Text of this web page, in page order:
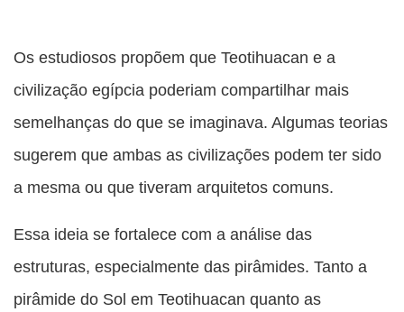
Os estudiosos propõem que Teotihuacan e a
civilização egípcia poderiam compartilhar mais
semelhanças do que se imaginava. Algumas teorias
sugerem que ambas as civilizações podem ter sido
a mesma ou que tiveram arquitetos comuns.
Essa ideia se fortalece com a análise das
estruturas, especialmente das pirâmides. Tanto a
pirâmide do Sol em Teotihuacan quanto as